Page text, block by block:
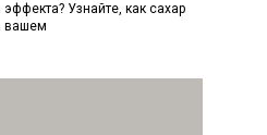
Узнайте, как сахар
вашем